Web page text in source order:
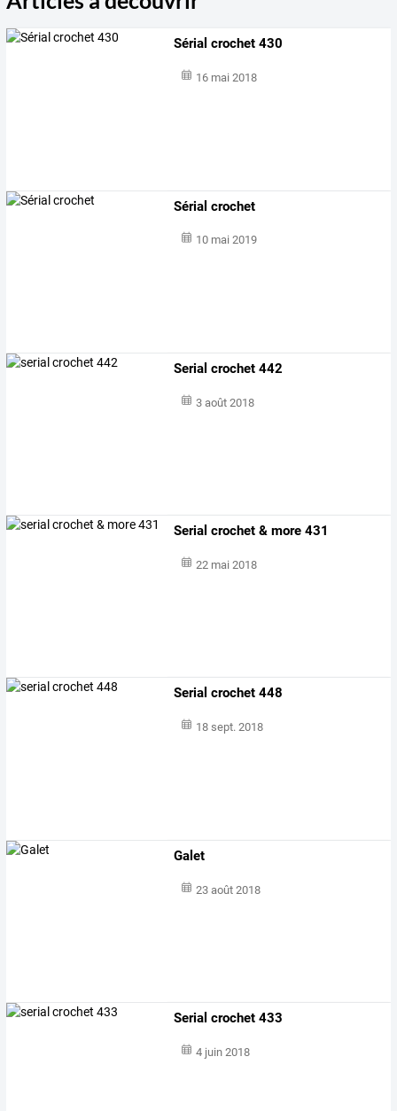
Sérial crochet 430
16 mai 2018
Sérial crochet
10 mai 2019
Serial crochet 442
3 août 2018
Serial crochet & more 431
22 mai 2018
Serial crochet 448
18 sept. 2018
Galet
23 août 2018
Serial crochet 433
4 juin 2018